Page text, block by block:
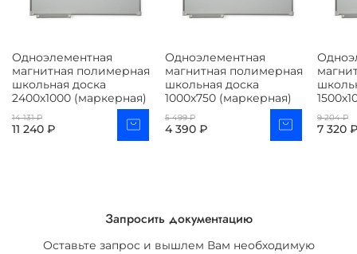
Одноэлементная
магнитная полимерная
школьная доска
2400х1000 (маркерная)
14 131 ₽
11 240 ₽
Одноэлементная
магнитная полимерная
школьная доска
1000х750 (маркерная)
5 499 ₽
4 390 ₽
9 204 ₽
7 320
Запросить документацию
Оставьте запрос и вышлем Вам необходимую